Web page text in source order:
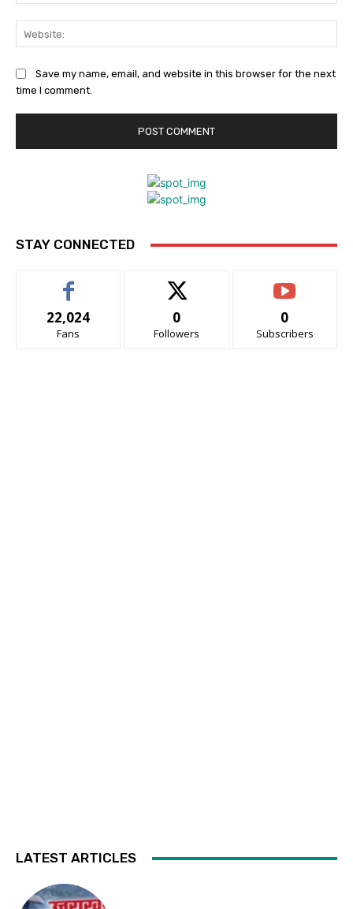
Save my name, email, and website in this browser for the next
time I comment.
STAY CONNECTED
22,024
Fans
0
Followers
0
Subscribers
LATEST ARTICLES